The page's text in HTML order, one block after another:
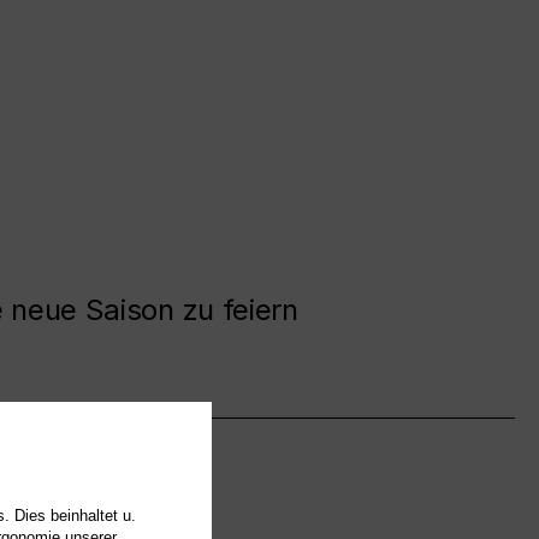
Saison zu feiern
Dies beinhaltet u.